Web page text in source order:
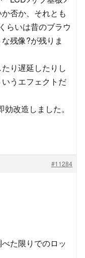
否か、それとも
らいは昔のブラウ
残像?が残りま
り遅延したりし
うエフェクトだ
改造しました。
#11284
た限りでのロッ